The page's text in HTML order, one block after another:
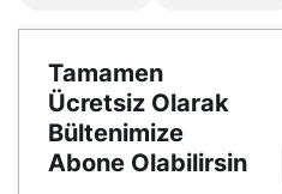
Tamamen
Ücretsiz Olarak
Bültenimize
Abone Olabilirsin